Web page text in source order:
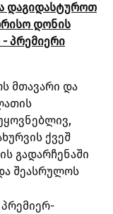
დაგიდასტუროთ
დონის
პრემიერი
მთავარი და
ქვეშ
გადარჩენაში
შეასრულოს